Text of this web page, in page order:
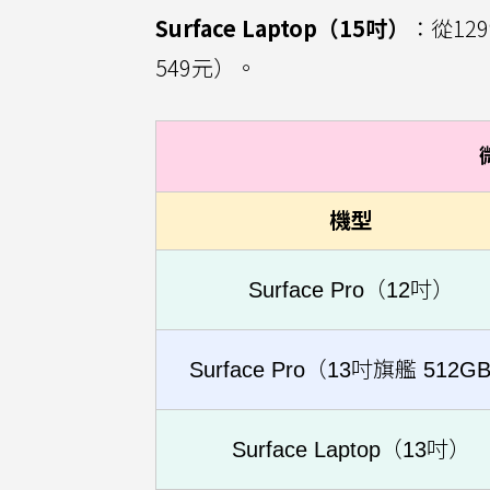
Surface Laptop（15吋）
：從
549元）。
機型
Surface Pro（12吋）
Surface Pro（13吋旗艦
Surface Laptop（13吋）